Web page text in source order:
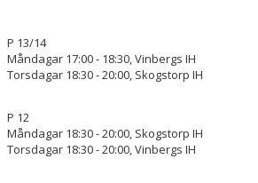
P 13/14
Måndagar 17:00 - 18:30, Vinbergs IH
Torsdagar 18:30 - 20:00, Skogstorp IH
P 12
Måndagar 18:30 - 20:00, Skogstorp IH
Torsdagar 18:30 - 20:00, Vinbergs IH